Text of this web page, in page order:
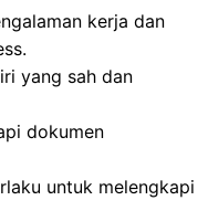
kerja dan
yang sah dan
dokumen
untuk melengkapi